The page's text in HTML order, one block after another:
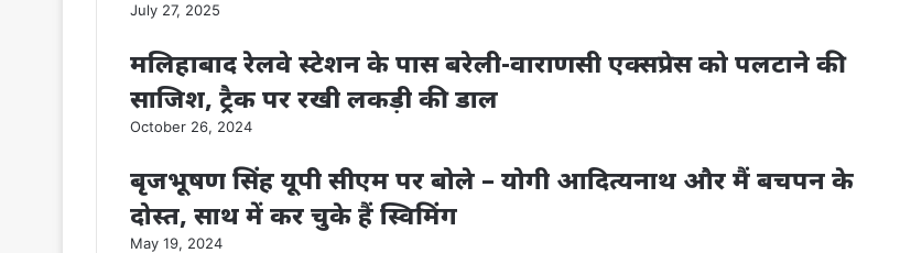
July 27, 2025
मलिहाबाद रेलवे स्टेशन के पास बरेली-वाराणसी एक्सप्रेस को पलटाने की
साजिश, ट्रैक पर रखी लकड़ी की डाल
October 26, 2024
बृजभूषण सिंह यूपी सीएम पर बोले – योगी आदित्यनाथ और मैं बचपन के
दोस्त, साथ में कर चुके हैं स्विमिंग
May 19, 2024